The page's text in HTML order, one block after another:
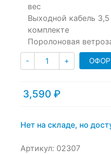
вес
Выходной кабель 3,5
комплекте
Поролоновая
- Количество
+
3,590 ₽
Нет на складе, но
Артикул: 02307